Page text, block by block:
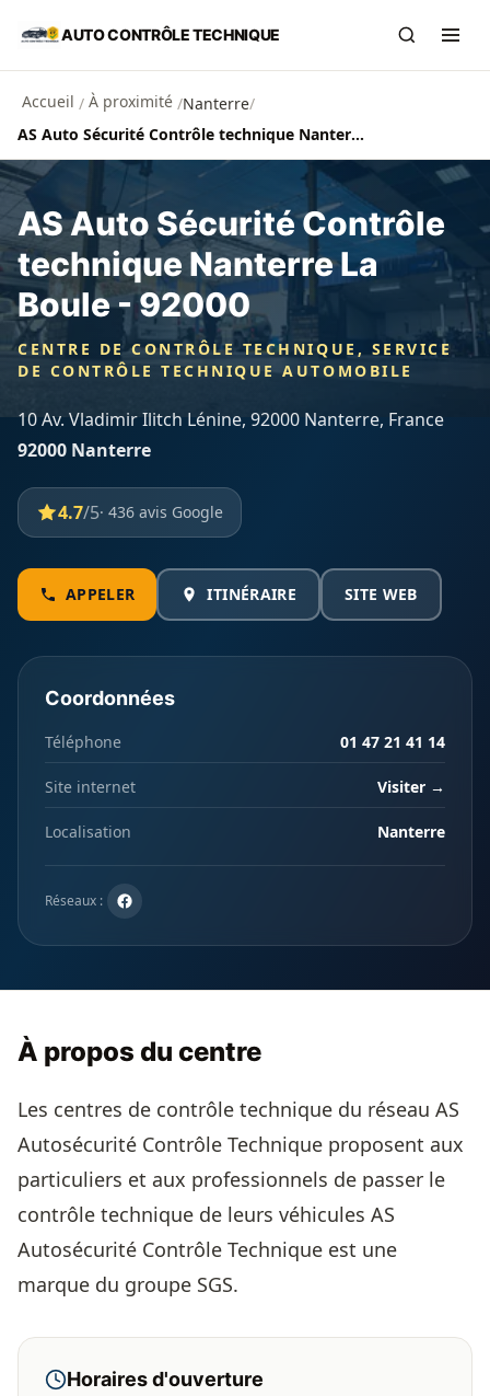
Aller au contenu principal
AUTO CONTRÔLE TECHNIQUE
Accueil / À proximité /Nanterre/
AS Auto Sécurité Contrôle technique Nanterre La Boule - 92000
AS Auto Sécurité Contrôle
technique Nanterre La
Boule - 92000
CENTRE DE CONTRÔLE TECHNIQUE, SERVICE
DE CONTRÔLE TECHNIQUE AUTOMOBILE
10 Av. Vladimir Ilitch Lénine, 92000 Nanterre, France
92000 Nanterre
4.7/5· 436 avis Google
APPELER ITINÉRAIRE SITE WEB
Coordonnées
Téléphone 01 47 21 41 14
Site internet Visiter →
Localisation Nanterre
Réseaux :
À propos du centre
Les centres de contrôle technique du réseau AS
Autosécurité Contrôle Technique proposent aux
particuliers et aux professionnels de passer le
contrôle technique de leurs véhicules AS
Autosécurité Contrôle Technique est une
marque du groupe SGS.
Horaires d'ouverture